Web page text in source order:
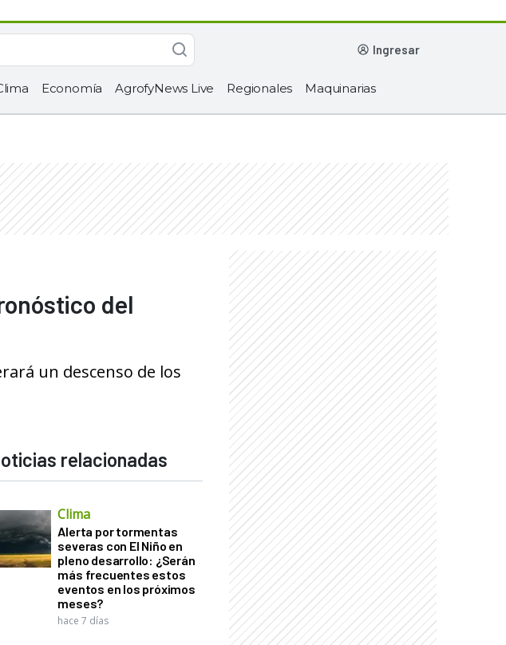
ingresar
Economía AgrofyNews Live Regionales Maquinarias
del
un descenso de los
relacionadas
Clima
Alerta por tormentas
severas con El Niño en
pleno desarrollo: ¿Serán
más frecuentes estos
eventos en los próximos
meses?
hace 7 días